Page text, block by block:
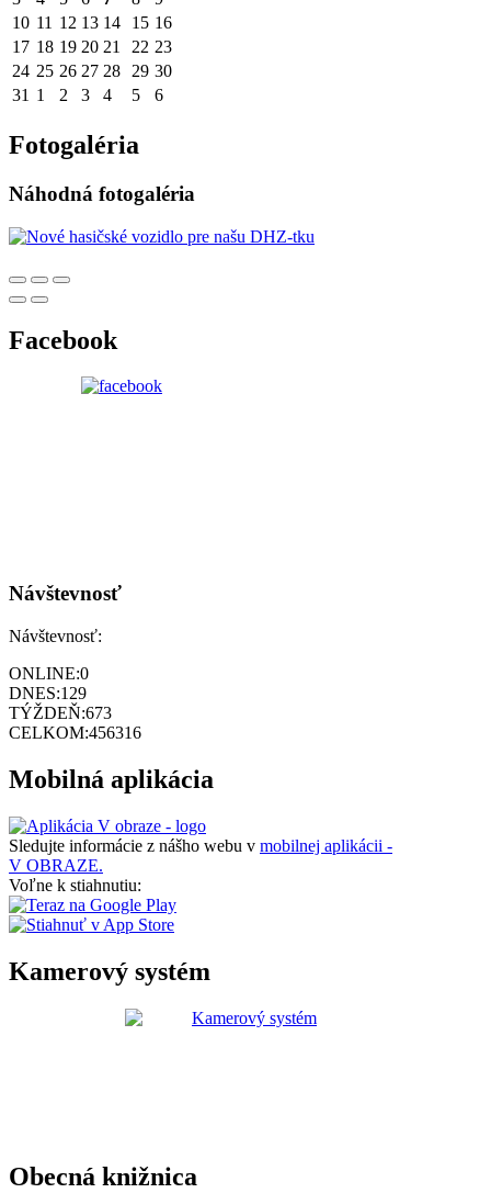
10 11 12 13 14 15 16
17 18 19 20 21 22 23
24 25 26 27 28 29 30
31 1 2 3 4 5 6
Fotogaléria
Náhodná fotogaléria
Facebook
Návštevnosť
Návštevnosť:
ONLINE:0
DNES:129
TÝŽDEŇ:673
CELKOM:456316
Mobilná aplikácia
Sledujte informácie z nášho webu v mobilnej aplikácii -
V OBRAZE.
Voľne k stiahnutiu:
Kamerový systém
Obecná knižnica